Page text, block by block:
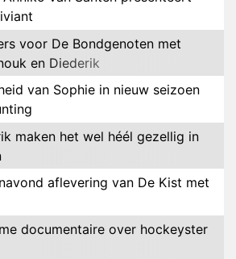
voor De Bondgenoten met
en Diederik
van Sophie in nieuw seizoen
maken het wel héél gezellig in
aflevering van De Kist met
documentaire over hockeyster